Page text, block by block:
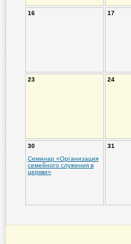
16 17
23 24
30
Семинар «Организация
семейного служения в
церкви»
31